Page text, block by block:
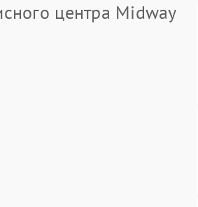
центра Midway